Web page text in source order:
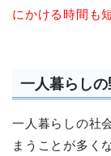
にかける時間も
一人暮らし
一人暮らしの社
まうことが多く